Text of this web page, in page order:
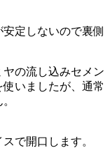
定しないので裏側
の流し込みセメン
いましたが、通常
で開口します。